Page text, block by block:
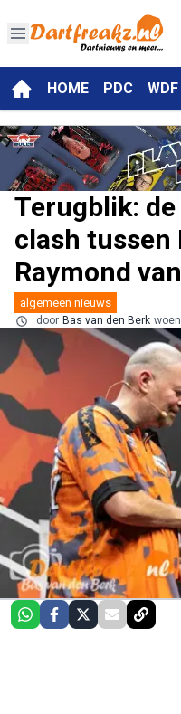
HOME PDC WDF
Terugblik: de
clash tussen
Raymond
algemeen nieuws
door Bas van den Berk